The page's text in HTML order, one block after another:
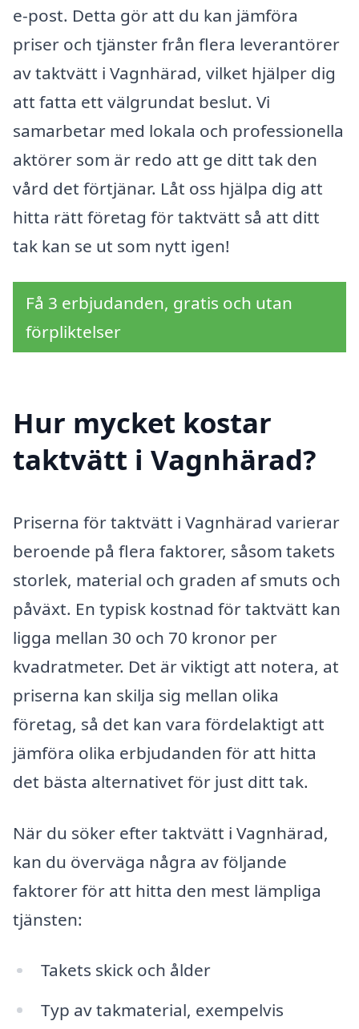
e-post. Detta gör att du kan jämföra
priser och tjänster från flera leverantörer
av taktvätt i Vagnhärad, vilket hjälper dig
att fatta ett välgrundat beslut. Vi
samarbetar med lokala och professionella
aktörer som är redo att ge ditt tak den
vård det förtjänar. Låt oss hjälpa dig att
hitta rätt företag för taktvätt så att ditt
tak kan se ut som nytt igen!
Få 3 erbjudanden, gratis och utan
förpliktelser
Hur mycket kostar
taktvätt i Vagnhärad?
Priserna för taktvätt i Vagnhärad varierar
beroende på flera faktorer, såsom takets
storlek, material och graden af smuts och
påväxt. En typisk kostnad för taktvätt kan
ligga mellan 30 och 70 kronor per
kvadratmeter. Det är viktigt att notera, at
priserna kan skilja sig mellan olika
företag, så det kan vara fördelaktigt att
jämföra olika erbjudanden för att hitta
det bästa alternativet för just ditt tak.
När du söker efter taktvätt i Vagnhärad,
kan du överväga några av följande
faktorer för att hitta den mest lämpliga
tjänsten:
Takets skick och ålder
Typ av takmaterial, exempelvis